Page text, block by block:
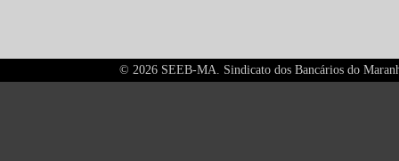
© 2026 SEEB-MA. Sindicato dos Bancários do